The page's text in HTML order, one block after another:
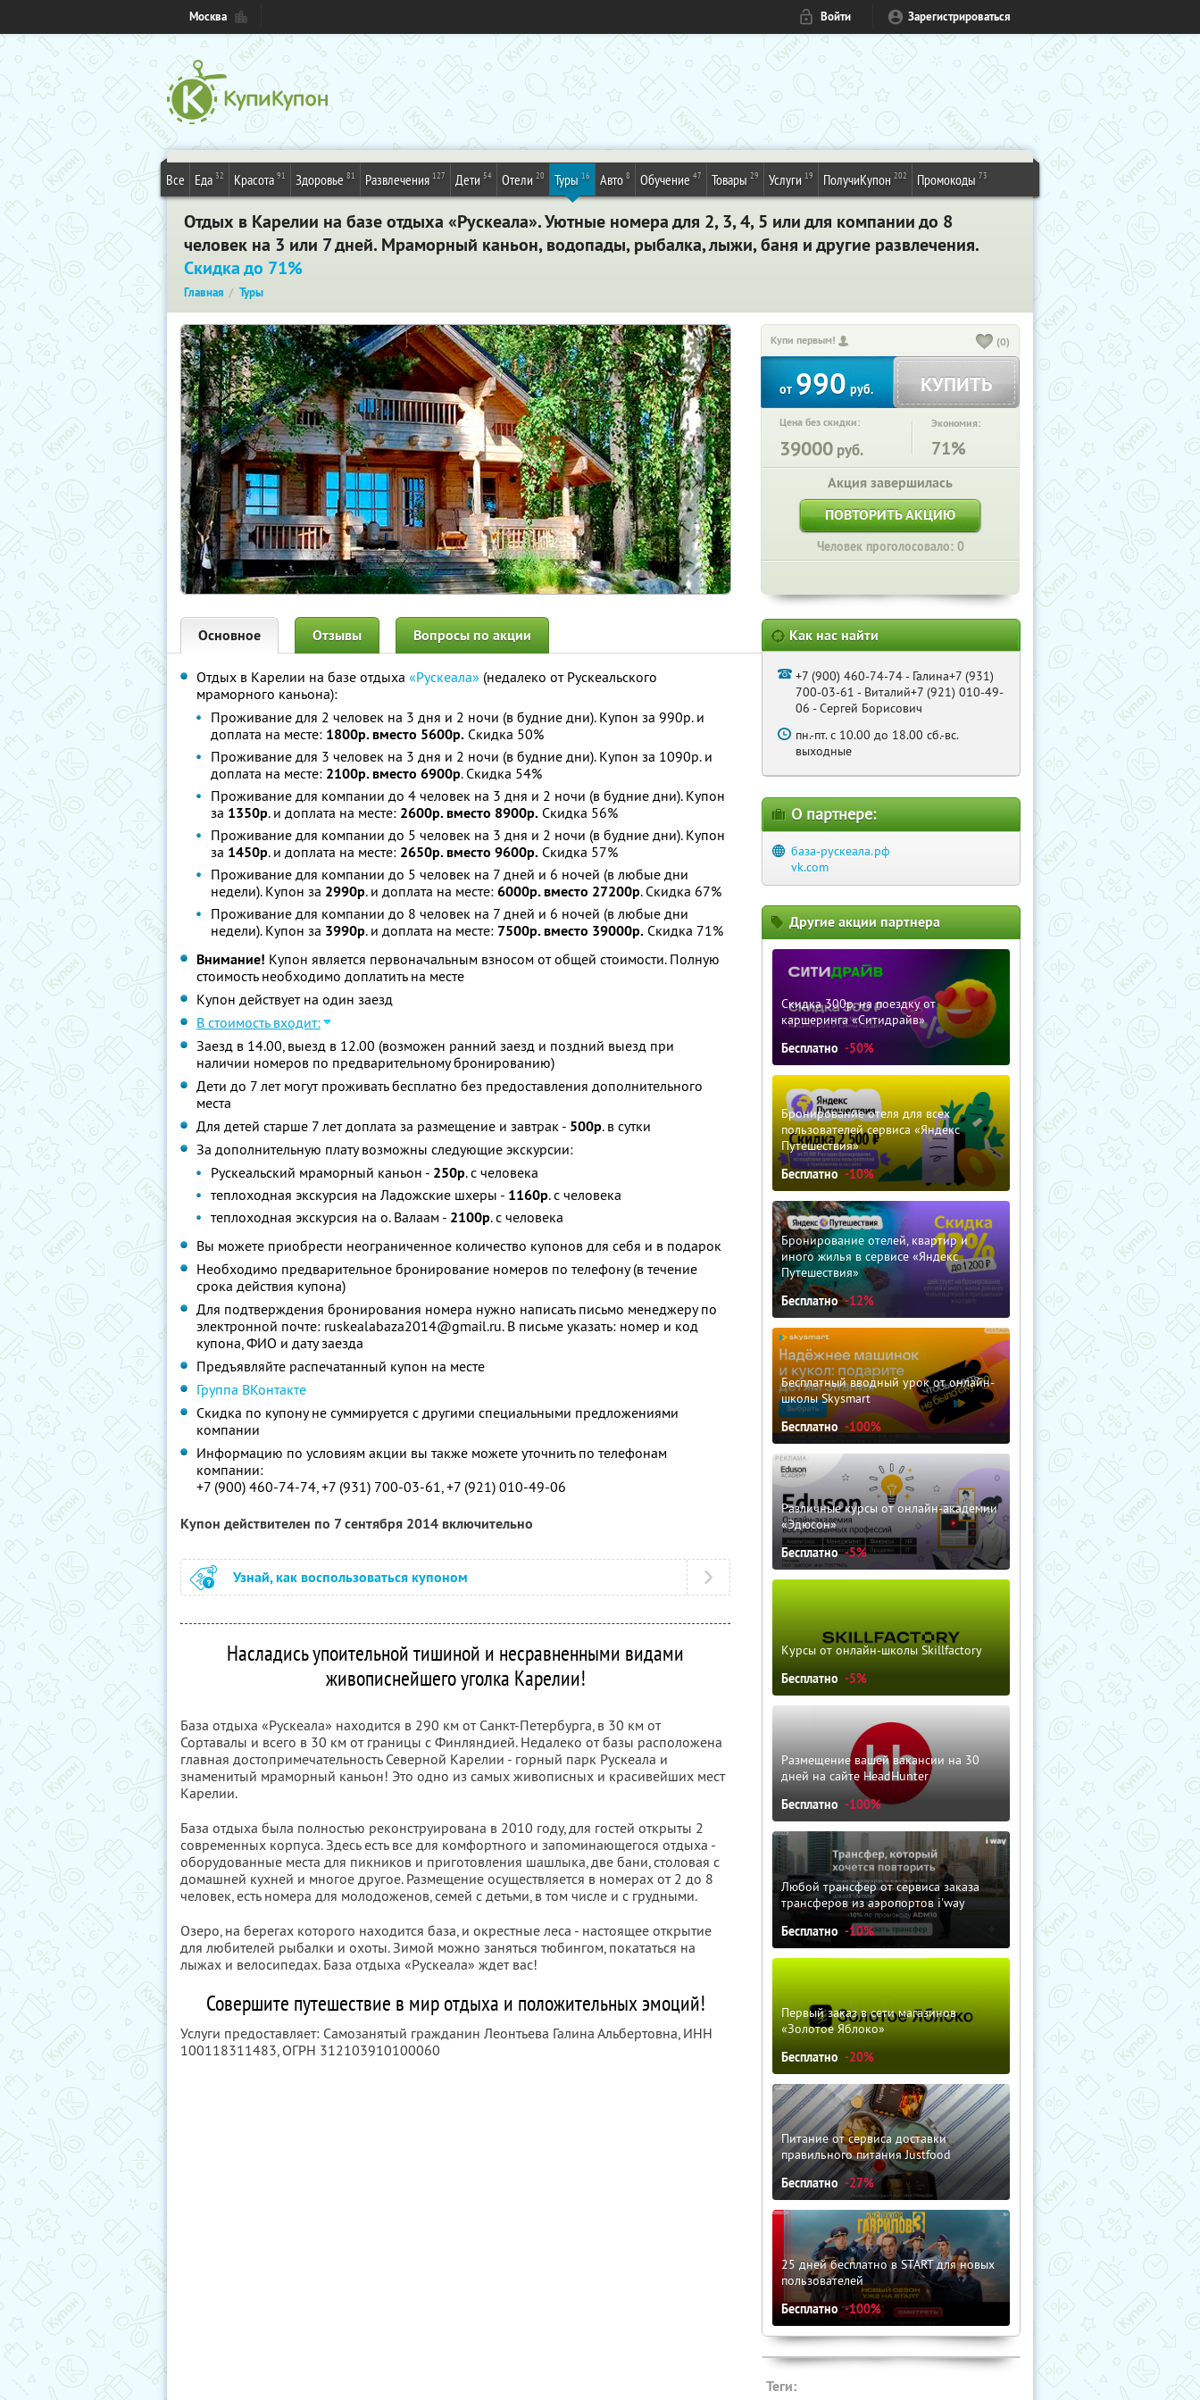
Москва Войти Зарегистрироваться
Все Еда 32 Красота 91 Здоровье 81 Развлечения 127 Дети 54 Отели 20 Туры 16 Авто 8 Обучение 47 Товары 29 Услуги 19 ПолучиКупон 202 Промокоды 73
Отдых в Карелии на базе отдыха «Рускеала». Уютные номера для 2, 3, 4, 5 или для компании до 8
человек на 3 или 7 дней. Мраморный каньон, водопады, рыбалка, лыжи, баня и другие развлечения.
Скидка до 71%
Главная Туры
Купи первым! (0)
от990руб. КУПИТЬ
Цена без скидки:
39000 руб.
Экономия:
71%
Акция завершилась
ПОВТОРИТЬ АКЦИЮ
Человек проголосовало: 0
Основное Отзывы Вопросы по акции
Отдых в Карелии на базе отдыха «Рускеала» (недалеко от Рускеальского
мраморного каньона):
Проживание для 2 человек на 3 дня и 2 ночи (в будние дни). Купон за 990р. и
доплата на месте: 1800р. вместо 5600р. Скидка 50%
Проживание для 3 человек на 3 дня и 2 ночи (в будние дни). Купон за 1090р. и
доплата на месте: 2100р. вместо 6900р. Скидка 54%
Проживание для компании до 4 человек на 3 дня и 2 ночи (в будние дни). Купон
за 1350р. и доплата на месте: 2600р. вместо 8900р. Скидка 56%
Проживание для компании до 5 человек на 3 дня и 2 ночи (в будние дни). Купон
за 1450р. и доплата на месте: 2650р. вместо 9600р. Скидка 57%
Проживание для компании до 5 человек на 7 дней и 6 ночей (в любые дни
недели). Купон за 2990р. и доплата на месте: 6000р. вместо 27200р. Скидка 67%
Проживание для компании до 8 человек на 7 дней и 6 ночей (в любые дни
недели). Купон за 3990р. и доплата на месте: 7500р. вместо 39000р. Скидка 71%
Внимание! Купон является первоначальным взносом от общей стоимости. Полную
стоимость необходимо доплатить на месте
Купон действует на один заезд
В стоимость входит:
Заезд в 14.00, выезд в 12.00 (возможен ранний заезд и поздний выезд при
наличии номеров по предварительному бронированию)
Дети до 7 лет могут проживать бесплатно без предоставления дополнительного
места
Для детей старше 7 лет доплата за размещение и завтрак - 500р. в сутки
За дополнительную плату возможны следующие экскурсии:
Рускеальский мраморный каньон - 250р. с человека
теплоходная экскурсия на Ладожские шхеры - 1160р. с человека
теплоходная экскурсия на о. Валаам - 2100р. с человека
Вы можете приобрести неограниченное количество купонов для себя и в подарок
Необходимо предварительное бронирование номеров по телефону (в течение
срока действия купона)
Для подтверждения бронирования номера нужно написать письмо менеджеру по
электронной почте: ruskealabaza2014@gmail.ru. В письме указать: номер и код
купона, ФИО и дату заезда
Предъявляйте распечатанный купон на месте
Группа ВКонтакте
Скидка по купону не суммируется с другими специальными предложениями
компании
Информацию по условиям акции вы также можете уточнить по телефонам
компании:
+7 (900) 460-74-74, +7 (931) 700-03-61, +7 (921) 010-49-06
Купон действителен по 7 сентября 2014 включительно
Узнай, как воспользоваться купоном
Насладись упоительной тишиной и несравненными видами
живописнейшего уголка Карелии!
База отдыха «Рускеала» находится в 290 км от Санкт-Петербурга, в 30 км от
Сортавалы и всего в 30 км от границы с Финляндией. Недалеко от базы расположена
главная достопримечательность Северной Карелии - горный парк Рускеала и
знаменитый мраморный каньон! Это одно из самых живописных и красивейших мест
Карелии.
База отдыха была полностью реконструирована в 2010 году, для гостей открыты 2
современных корпуса. Здесь есть все для комфортного и запоминающегося отдыха -
оборудованные места для пикников и приготовления шашлыка, две бани, столовая с
домашней кухней и многое другое. Размещение осуществляется в номерах от 2 до 8
человек, есть номера для молодоженов, семей с детьми, в том числе и с грудными.
Озеро, на берегах которого находится база, и окрестные леса - настоящее открытие
для любителей рыбалки и охоты. Зимой можно заняться тюбингом, покататься на
лыжах и велосипедах. База отдыха «Рускеала» ждет вас!
Совершите путешествие в мир отдыха и положительных эмоций!
Услуги предоставляет: Самозанятый гражданин Леонтьева Галина Альбертовна, ИНН
100118311483, ОГРН 312103910100060
Как нас найти
+7 (900) 460-74-74 - Галина+7 (931)
700-03-61 - Виталий+7 (921) 010-49-
06 - Сергей Борисович
пн.-пт. с 10.00 до 18.00 сб.-вс.
выходные
О партнере:
база-рускеала.рф
vk.com
Другие акции партнера
Скидка 300р. на поездку от
каршеринга «Ситидрайв»
Бесплатно -50%
Бронирование отеля для всех
пользователей сервиса «Яндекс
Путешествия»
Бесплатно -10%
Бронирование отелей, квартир и
иного жилья в сервисе «Яндекс
Путешествия»
Бесплатно -12%
Бесплатный вводный урок от онлайн-
школы Skysmart
Бесплатно -100%
Различные курсы от онлайн-академии
«Эдюсон»
Бесплатно -5%
Курсы от онлайн-школы Skillfactory
Бесплатно -5%
Размещение вашей вакансии на 30
дней на сайте HeadHunter
Бесплатно -100%
Любой трансфер от сервиса заказа
трансферов из аэропортов i'way
Бесплатно -10%
Первый заказ в сети магазинов
«Золотое Яблоко»
Бесплатно -20%
Питание от сервиса доставки
правильного питания Justfood
Бесплатно -27%
25 дней бесплатно в START для новых
пользователей
Бесплатно -100%
Теги: